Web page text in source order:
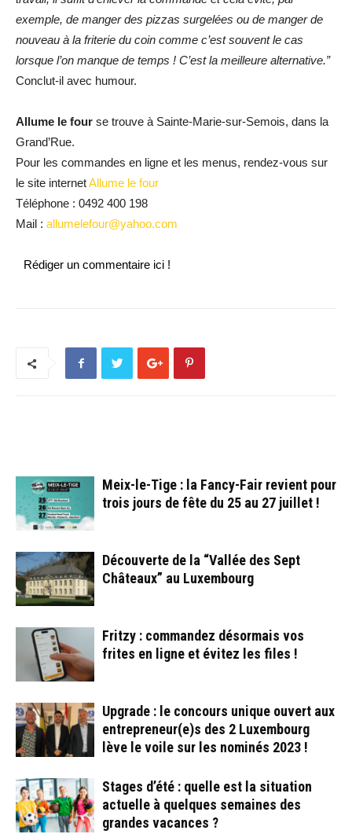
exemple, de manger des pizzas surgelées ou de manger de
nouveau à la friterie du coin comme c’est souvent le cas
lorsque l’on manque de temps ! C’est la meilleure alternative.”
Conclut-il avec humour.
Allume le four se trouve à Sainte-Marie-sur-Semois, dans la
Grand’Rue.
Pour les commandes en ligne et les menus, rendez-vous sur
le site internetAllume le four
Téléphone : 0492 400 198
Mail : allumelefour@yahoo.com
Rédiger un commentaire ici !
Meix-le-Tige : la Fancy-Fair revient pour
trois jours de fête du 25 au 27 juillet !
Découverte de la “Vallée des Sept
Châteaux” au Luxembourg
Fritzy : commandez désormais vos
frites en ligne et évitez les files !
Upgrade : le concours unique ouvert aux
entrepreneur(e)s des 2 Luxembourg
lève le voile sur les nominés 2023 !
Stages d’été : quelle est la situation
actuelle à quelques semaines des
grandes vacances ?